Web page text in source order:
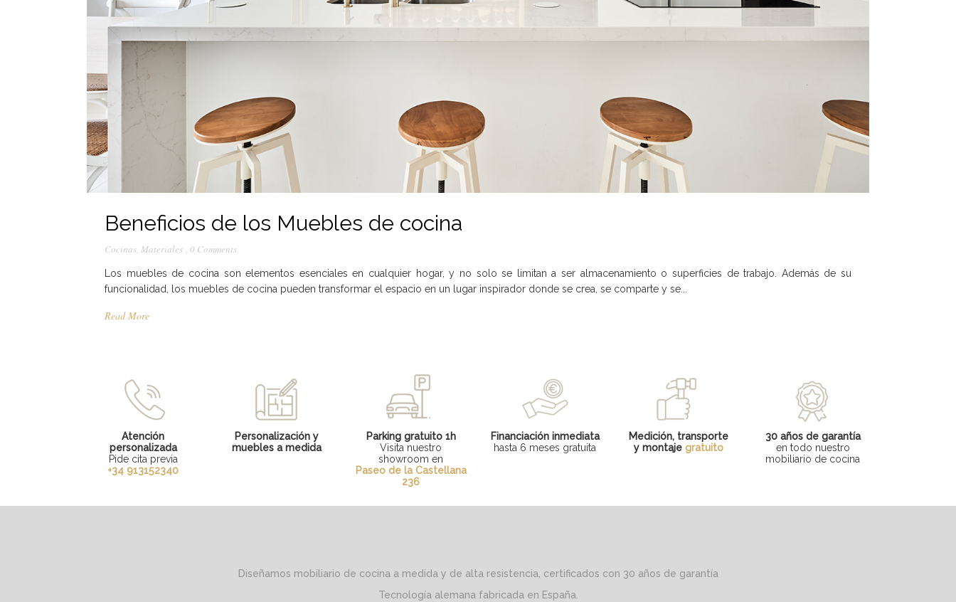
Beneficios de los Muebles de cocina
Cocinas, Materiales , 0 Comments
Los muebles de cocina son elementos esenciales en cualquier hogar, y no solo se limitan a ser almacenamiento o superficies de trabajo. Además de su
funcionalidad, los muebles de cocina pueden transformar el espacio en un lugar inspirador donde se crea, se comparte y se...
Read More
Atención
personalizada
Pide cita previa
+34 913152340
Personalización y
muebles a medida
Parking gratuito 1h
Visita nuestro
showroom en
Paseo de la Castellana
236
Financiación inmediata
hasta 6 meses gratuita
Medición, transporte
y montajegratuito
30 años de garantía
en todo nuestro
mobiliario de cocina
Diseñamos mobiliario de cocina a medida y de alta resistencia, certificados con 30 años de garantía
Tecnología alemana fabricada en España.